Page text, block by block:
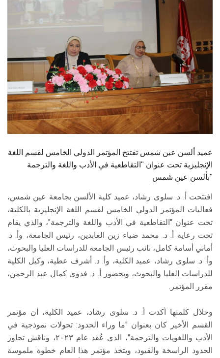
الدراسات العليا
الزائـرون
سجل الان
عميد ألسن عين شمس تفتتح المؤتمر الدولي الخامس لقسم اللغة
الإنجليزية تحت عنوان "التقاطعية في الأدب واللغة والترجمة
بألسن عين شمس"
افتتحت أ. د. سلوى رشاد، عميد كلية الألسن بجامعة عين شمس،
فعاليات المؤتمر الدولي الخامس لقسم اللغة الإنجليزية بالكلية،
تحت عنوان "التقاطعية في الأدب واللغة والترجمة"، والذي يقام
تحت رعاية أ. د. محمد ضياء زين العابدين، رئيس الجامعة، وأ. د.
أماني أسامة كامل، نائب رئيس الجامعة للدراسات العليا والبحوث،
وأ. د. سلوى رشاد، عميد الكلية، وأ. د. أشرف عطية، وكيل الكلية
للدراسات العليا والبحوث، وبحضور أ. د. فدوى كمال عبد الرحمن،
مقرر المؤتمر.
وخلال كلمتها أكدت أ. د. سلوى رشاد، عميد الكلية، أن مؤتمر
القسم الأخير كان بعنوان "ما وراء الحدود: تحولات نموذجية في
الأدب واللغويات والترجمة"، الذي عُقد عام ٢٠٢٣، وناقش تجاوز
الحدود الراسخة والقيود، ويتخذ مؤتمر هذا العام خطوة ملموسة